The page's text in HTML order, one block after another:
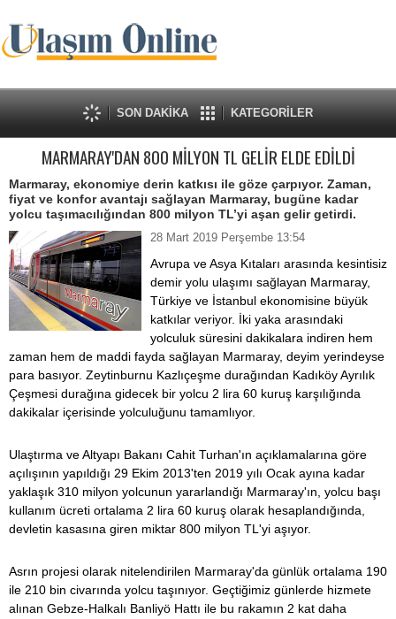
SON DAKİKA KATEGORİLER
MARMARAY'DAN 800 MİLYON TL GELİR ELDE EDİLDİ
Marmaray, ekonomiye derin katkısı ile göze çarpıyor. Zaman,
fiyat ve konfor avantajı sağlayan Marmaray, bugüne kadar
yolcu taşımacılığından 800 milyon TL’yi aşan gelir getirdi.
28 Mart 2019 Perşembe 13:54
Avrupa ve Asya Kıtaları arasında kesintisiz
demir yolu ulaşımı sağlayan Marmaray,
Türkiye ve İstanbul ekonomisine büyük
katkılar veriyor. İki yaka arasındaki
yolculuk süresini dakikalara indiren hem
zaman hem de maddi fayda sağlayan Marmaray, deyim yerindeyse
para basıyor. Zeytinburnu Kazlıçeşme durağından Kadıköy Ayrılık
Çeşmesi durağına gidecek bir yolcu 2 lira 60 kuruş karşılığında
dakikalar içerisinde yolculuğunu tamamlıyor.
Ulaştırma ve Altyapı Bakanı Cahit Turhan'ın açıklamalarına göre
açılışının yapıldığı 29 Ekim 2013'ten 2019 yılı Ocak ayına kadar
yaklaşık 310 milyon yolcunun yararlandığı Marmaray'ın, yolcu başı
kullanım ücreti ortalama 2 lira 60 kuruş olarak hesaplandığında,
devletin kasasına giren miktar 800 milyon TL'yi aşıyor.
Asrın projesi olarak nitelendirilen Marmaray'da günlük ortalama 190
ile 210 bin civarında yolcu taşınıyor. Geçtiğimiz günlerde hizmete
alınan Gebze-Halkalı Banliyö Hattı ile bu rakamın 2 kat daha